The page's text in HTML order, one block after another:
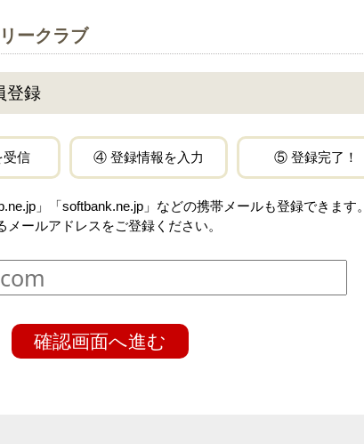
ークラブ
登録
信 ④ 登録情報を入力 ⑤ 登録完了！
」「softbank.ne.jp」などの携帯メールも登録できます。
ールアドレスをご登録ください。
確認画面へ進む